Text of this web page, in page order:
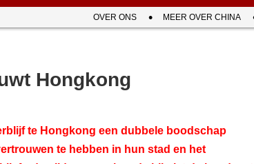
OVER ONS MEER OVER CHINA
Hongkong
te Hongkong een dubbele boodschap
te hebben in hun stad en het